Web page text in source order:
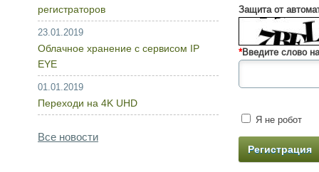
Защита от
*Введите слово
Я не робот
регистраторов
23.01.2019
Облачное хранение с сервисом IP
EYE
01.01.2019
Переходи на 4K UHD
Все новости